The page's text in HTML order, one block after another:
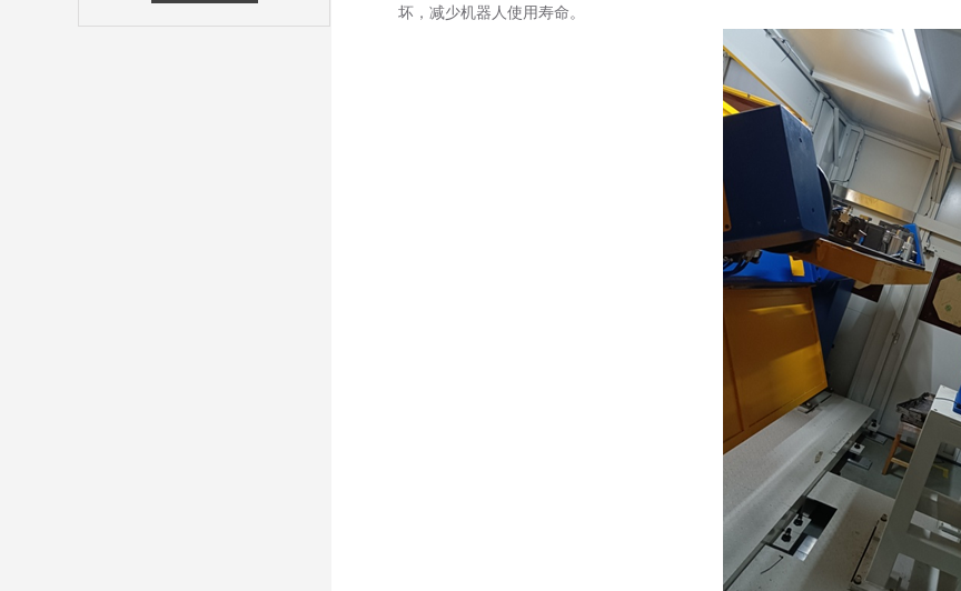
坏，减少机器人使用寿命。